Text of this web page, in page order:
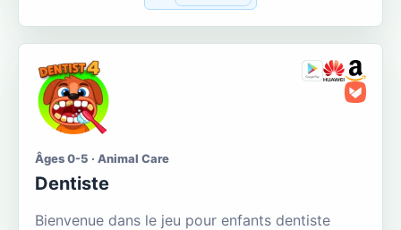
Âges 0-5 · Animal Care
Dentiste
Bienvenue dans le jeu pour enfants dentiste